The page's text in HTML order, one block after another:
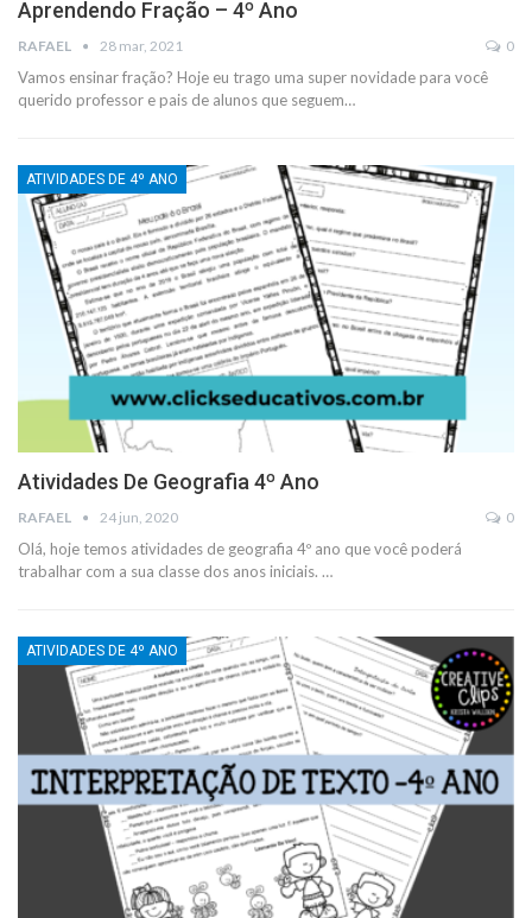
Aprendendo Fração – 4º Ano
RAFAEL 28 mar, 2021 0
Vamos ensinar fração? Hoje eu trago uma super novidade para você
querido professor e pais de alunos que seguem…
ATIVIDADES DE 4º ANO
Atividades De Geografia 4º Ano
RAFAEL 24 jun, 2020 0
Olá, hoje temos atividades de geografia 4º ano que você poderá
trabalhar com a sua classe dos anos iniciais. …
ATIVIDADES DE 4º ANO